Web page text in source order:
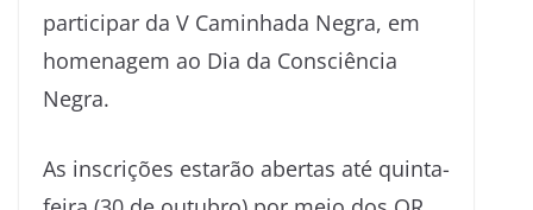
participar da V Caminhada Negra, em
homenagem ao Dia da Consciência
Negra.
As inscrições estarão abertas até quinta-